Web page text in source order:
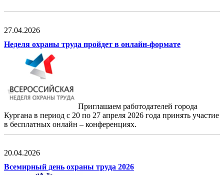
27.04.2026
Неделя охраны труда пройдет в онлайн-формате
Приглашаем работодателей города
Кургана в период с 20 по 27 апреля 2026 года принять участие
в бесплатных онлайн – конференциях.
20.04.2026
Всемирный день охраны труда 2026